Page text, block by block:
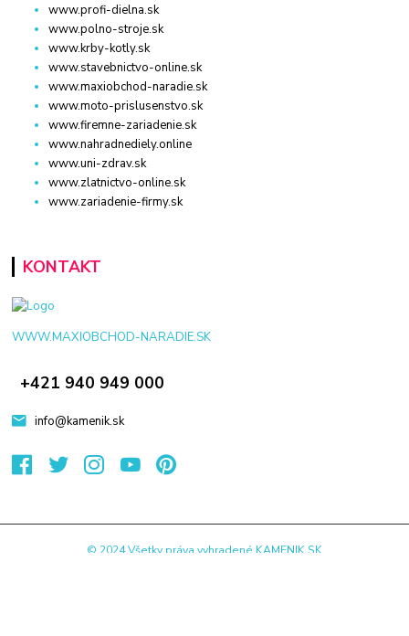
www.profi-dielna.sk
www.polno-stroje.sk
www.krby-kotly.sk
www.stavebnictvo-online.sk
www.maxiobchod-naradie.sk
www.moto-prislusenstvo.sk
www.firemne-zariadenie.sk
www.nahradnediely.online
www.uni-zdrav.sk
www.zlatnictvo-online.sk
www.zariadenie-firmy.sk
KONTAKT
WWW.MAXIOBCHOD-NARADIE.SK
+421 940 949 000
info@kamenik.sk
© 2024 Všetky práva vyhradené KAMENIK.SK